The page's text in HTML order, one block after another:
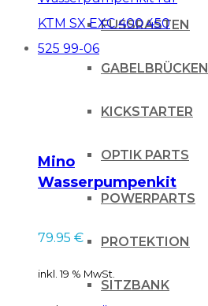
FUSSRASTEN
GABELBRÜCKEN
KICKSTARTER
OPTIK PARTS
POWERPARTS
PROTEKTION
SITZBANK
Mino
Wasserpumpenkit
für KTM SX EXC 400
79.95 €
inkl. 19 % MwSt.